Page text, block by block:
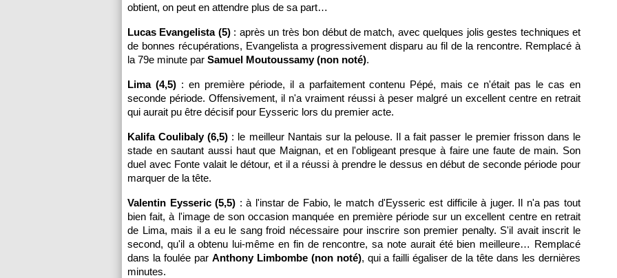
obtient, on peut en attendre plus de sa part…
Lucas Evangelista (5): après un très bon début de match, avec quelques jolis gestes techniques et
de bonnes récupérations, Evangelista a progressivement disparu au fil de la rencontre. Remplacé à
la 79e minute par Samuel Moutoussamy (non noté).
Lima (4,5): en première période, il a parfaitement contenu Pépé, mais ce n'était pas le cas en
seconde période. Offensivement, il n'a vraiment réussi à peser malgré un excellent centre en retrait
qui aurait pu être décisif pour Eysseric lors du premier acte.
Kalifa Coulibaly (6,5) : le meilleur Nantais sur la pelouse. Il a fait passer le premier frisson dans le
stade en sautant aussi haut que Maignan, et en l'obligeant presque à faire une faute de main. Son
duel avec Fonte valait le détour, et il a réussi à prendre le dessus en début de seconde période pour
marquer de la tête.
Valentin Eysseric (5,5) : à l'instar de Fabio, le match d'Eysseric est difficile à juger. Il n'a pas tout
bien fait, à l'image de son occasion manquée en première période sur un excellent centre en retrait
de Lima, mais il a eu le sang froid nécessaire pour inscrire son premier penalty. S'il avait inscrit le
second, qu'il a obtenu lui-même en fin de rencontre, sa note aurait été bien meilleure… Remplacé
dans la foulée par Anthony Limbombe (non noté), qui a failli égaliser de la tête dans les dernières
minutes.